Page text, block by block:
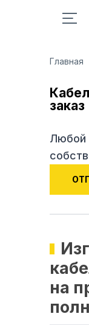
Главная
заказ
Любой
на